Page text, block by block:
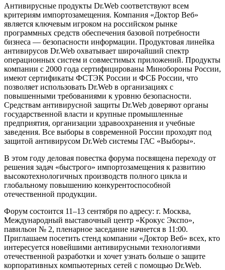
Антивирусные продукты Dr.Web соответствуют всем
критериям импортозамещения. Компания «Доктор Веб»
является ключевым игроком на российском рынке
программных средств обеспечения базовой потребности
бизнеса — безопасности информации. Продуктовая линейка
антивирусов Dr.Web охватывает широчайший спектр
операционных систем и совместимых приложений. Продукты
компании с 2000 года сертифицированы Минобороны России,
имеют сертификаты ФСТЭК России и ФСБ России, что
позволяет использовать Dr.Web в организациях с
повышенными требованиями к уровню безопасности.
Средствам антивирусной защиты Dr.Web доверяют органы
государственной власти и крупные промышленные
предприятия, организации здравоохранения и учебные
заведения. Все выборы в современной России проходят под
защитой антивирусом Dr.Web системы ГАС «Выборы».
В этом году деловая повестка форума посвящена переходу от
решения задач «быстрого» импортозамещения к развитию
высокотехнологичных производств полного цикла и
глобальному повышению конкурентоспособной
отечественной продукции.
Форум состоится 11–13 сентября по адресу: г. Москва,
Международный выставочный центр «Крокус Экспо»,
павильон № 2, пленарное заседание начнется в 11:00.
Приглашаем посетить стенд компании «Доктор Веб» всех, кто
интересуется новейшими антивирусными технологиями
отечественной разработки и хочет узнать больше о защите
корпоративных компьютерных сетей с помощью Dr.Web.